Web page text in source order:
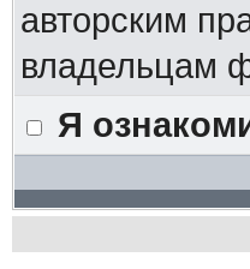
авторским
владельцам
Я